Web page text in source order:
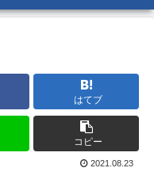
はてブ
コピー
2021.08.23